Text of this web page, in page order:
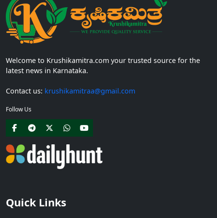
Welcome to Krushikamitra.com your trusted source for the
latest news in Karnataka.
Contact us: krushikamitraa@gmail.com
Follow Us
Quick Links